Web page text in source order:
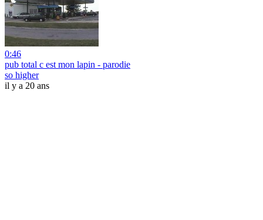
0:46
pub total c est mon lapin - parodie
so higher
il y a 20 ans